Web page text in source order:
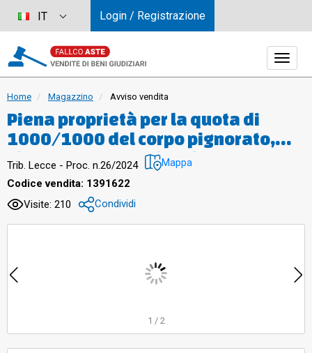
Home Magazzino Avviso vendita
Piena proprietà per la quota di
1000/1000 del corpo pignorato,
classificato come locale
commerciale, sito in via Luisa di
Savoia a Lecce.Il corpo è posto al
piano Terra e sviluppa una
Trib. Lecce - Proc. n.26/2024 Mappa
Codice vendita: 1391622
Visite: 210
Condividi
1 / 2
IT Login / Registrazione